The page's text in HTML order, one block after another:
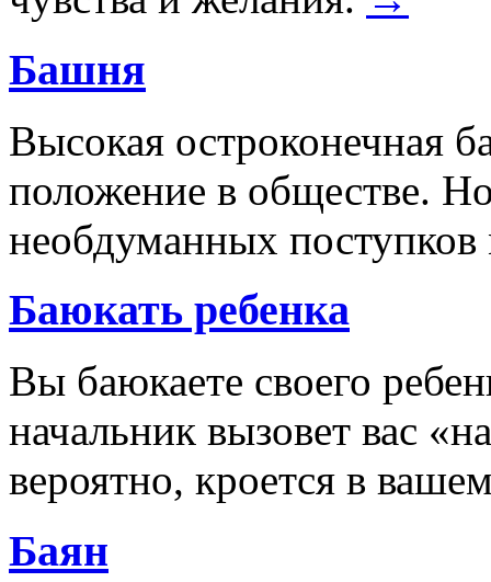
Башня
Высокая остроконечная
положение в обществе.
необдуманных
Баюкать ребенка
Вы баюкаете своего
начальник вызовет вас
вероятно, кроется в
Баян